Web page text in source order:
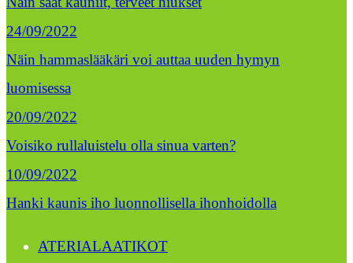
24/09/2022
Näin hammaslääkäri voi auttaa uuden hymyn
luomisessa
20/09/2022
Voisiko rullaluistelu olla sinua varten?
10/09/2022
Hanki kaunis iho luonnollisella ihonhoidolla
ATERIALAATIKOT